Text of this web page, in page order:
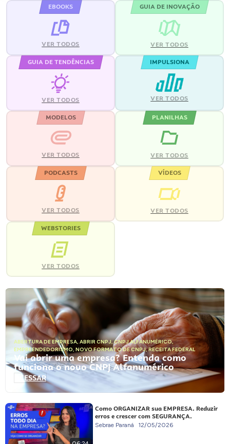
EBOOKS
VER TODOS
GUIA DE INOVAÇÃO
VER TODOS
GUIA DE TENDÊNCIAS
VER TODOS
IMPULSIONA
VER TODOS
MODELOS
VER TODOS
PLANILHAS
VER TODOS
PODCASTS
VER TODOS
VÍDEOS
VER TODOS
WEBSTORIES
VER TODOS
ABERTURA DE EMPRESA, ABRIR CNPJ,CNPJ ALFANUMÉRICO,
EMPREENDEDORISMO, NOVO FORMATO DE CNPJ,RECEITA FEDERAL
Vai abrir uma empresa? Entenda como
funciona o novo CNPJ Alfanumérico
ACESSAR
Como ORGANIZAR sua EMPRESA. Reduzir
erros e crescer com SEGURANÇA.
Sebrae Paraná 12/05/2026